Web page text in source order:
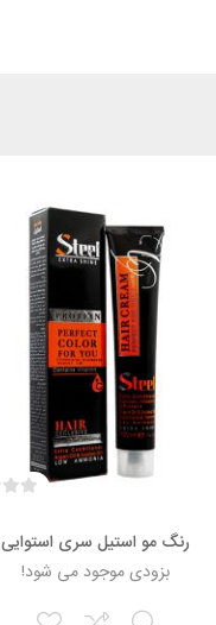
رنگ مو استیل سری استوایی
بزودی موجود می شود!